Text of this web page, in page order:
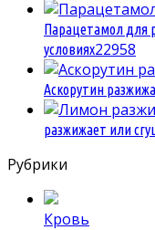
Парацетамол для
условиях22958
Аскорутин
разжижает или
Рубрики
Кровь